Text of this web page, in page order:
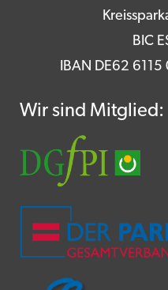
BIC
IBAN DE62
Wir sind Mitglied: